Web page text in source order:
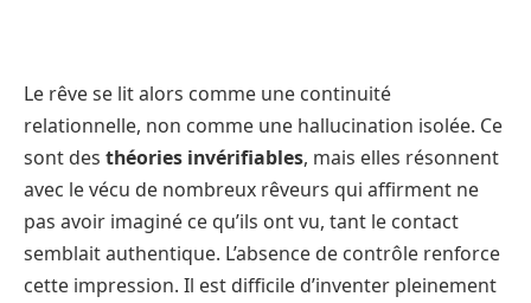
Le rêve se lit alors comme une continuité
relationnelle, non comme une hallucination isolée. Ce
sont des théories invérifiables, mais elles résonnent
avec le vécu de nombreux rêveurs qui affirment ne
pas avoir imaginé ce qu’ils ont vu, tant le contact
semblait authentique. L’absence de contrôle renforce
cette impression. Il est difficile d’inventer pleinement